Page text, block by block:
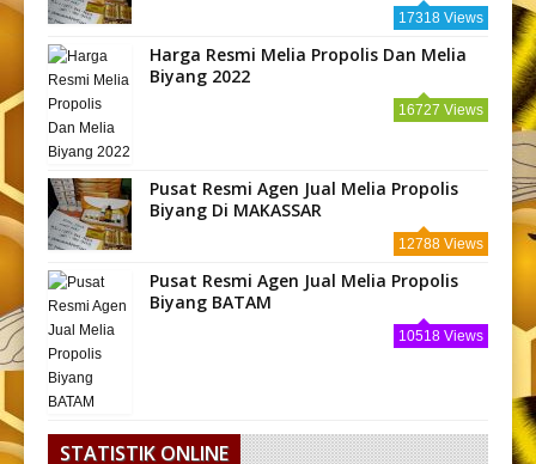
17318 Views
Harga Resmi Melia Propolis Dan Melia
Biyang 2022
16727 Views
Pusat Resmi Agen Jual Melia Propolis
Biyang Di MAKASSAR
12788 Views
Pusat Resmi Agen Jual Melia Propolis
Biyang BATAM
10518 Views
STATISTIK ONLINE